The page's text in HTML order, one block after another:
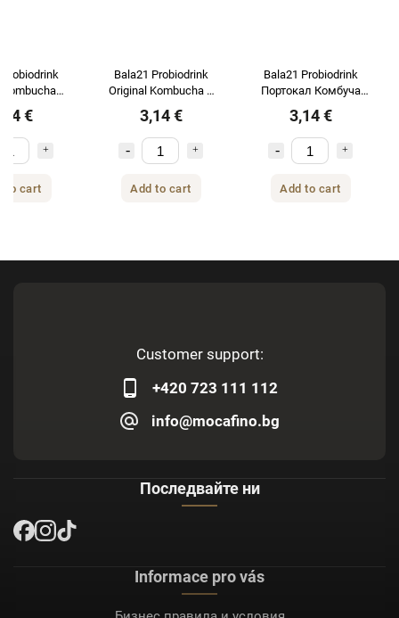
Kombucha
с
330 мл
€
to cart
Bala21 Probiodrink
Original Kombucha с
пробиотици 330 мл
3,14 €
Add to cart
Bala21 Probiodrink
Портокал Комбуча
Портокал с
пробиотици 330 мл
3,14 €
Add to cart
Customer support:
+420 723 111 112
info@mocafino.bg
Последвайте ни
Informace pro vás